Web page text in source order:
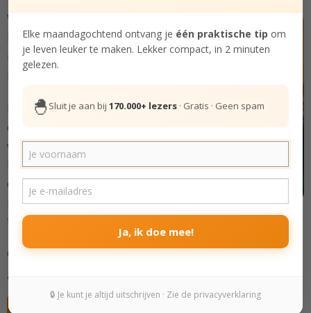
Wil je beter worden in het
beoefenen van
mindfulness in je dagelijks
leven?
In deze Bundel
onderzoeken we manieren
waarop we mindfulness
kunnen verweven in onze
dag. Fijn als toevoeging
naast je meditaties. Nog
fijner als mediteren je (nog) niet zo ligt.
Ontdek praktische oefeningen die je direct kunt
Elke maandagochtend ontvang je één praktische tip om
je leven leuker te maken. Lekker compact, in 2 minuten
gelezen.
🐣 Sluit je aan bij 170.000+ lezers · Gratis · Geen spam
Ja, ik doe mee!
🔒 Je kunt je altijd uitschrijven · Zie de privacyverklaring